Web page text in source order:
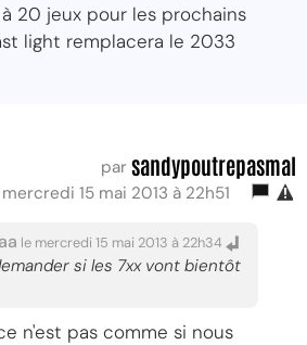
20 jeux pour les prochains
light remplacera le 2033
par sandypoutrepasmal
15 mai 2013 à 22h51
le mercredi 15 mai 2013 à 22h34
si les 7xx vont bientôt
n'est pas comme si nous